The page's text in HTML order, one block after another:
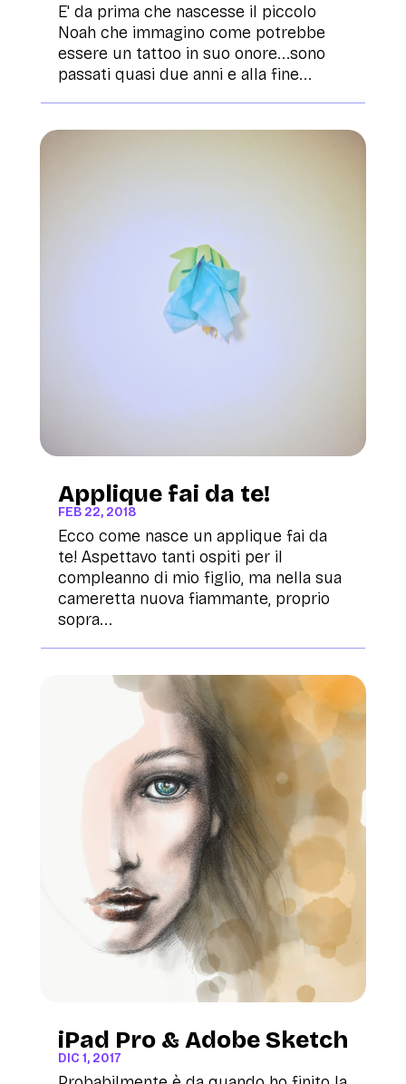
E' da prima che nascesse il piccolo
Noah che immagino come potrebbe
essere un tattoo in suo onore...sono
passati quasi due anni e alla fine...
Applique fai da te!
FEB 22, 2018
Ecco come nasce un applique fai da
te! Aspettavo tanti ospiti per il
compleanno di mio figlio, ma nella sua
cameretta nuova fiammante, proprio
sopra...
iPad Pro & Adobe Sketch
DIC 1, 2017